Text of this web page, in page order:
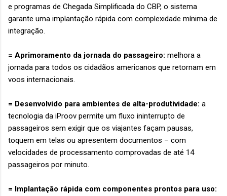
e programas de Chegada Simplificada do CBP, o sistema
garante uma implantação rápida com complexidade mínima de
integração.
= Aprimoramento da jornada do passageiro: melhora a
jornada para todos os cidadãos americanos que retornam em
voos internacionais.
= Desenvolvido para ambientes de alta-produtividade: a
tecnologia da iProov permite um fluxo ininterrupto de
passageiros sem exigir que os viajantes façam pausas,
toquem em telas ou apresentem documentos – com
velocidades de processamento comprovadas de até 14
passageiros por minuto.
= Implantação rápida com componentes prontos para uso: